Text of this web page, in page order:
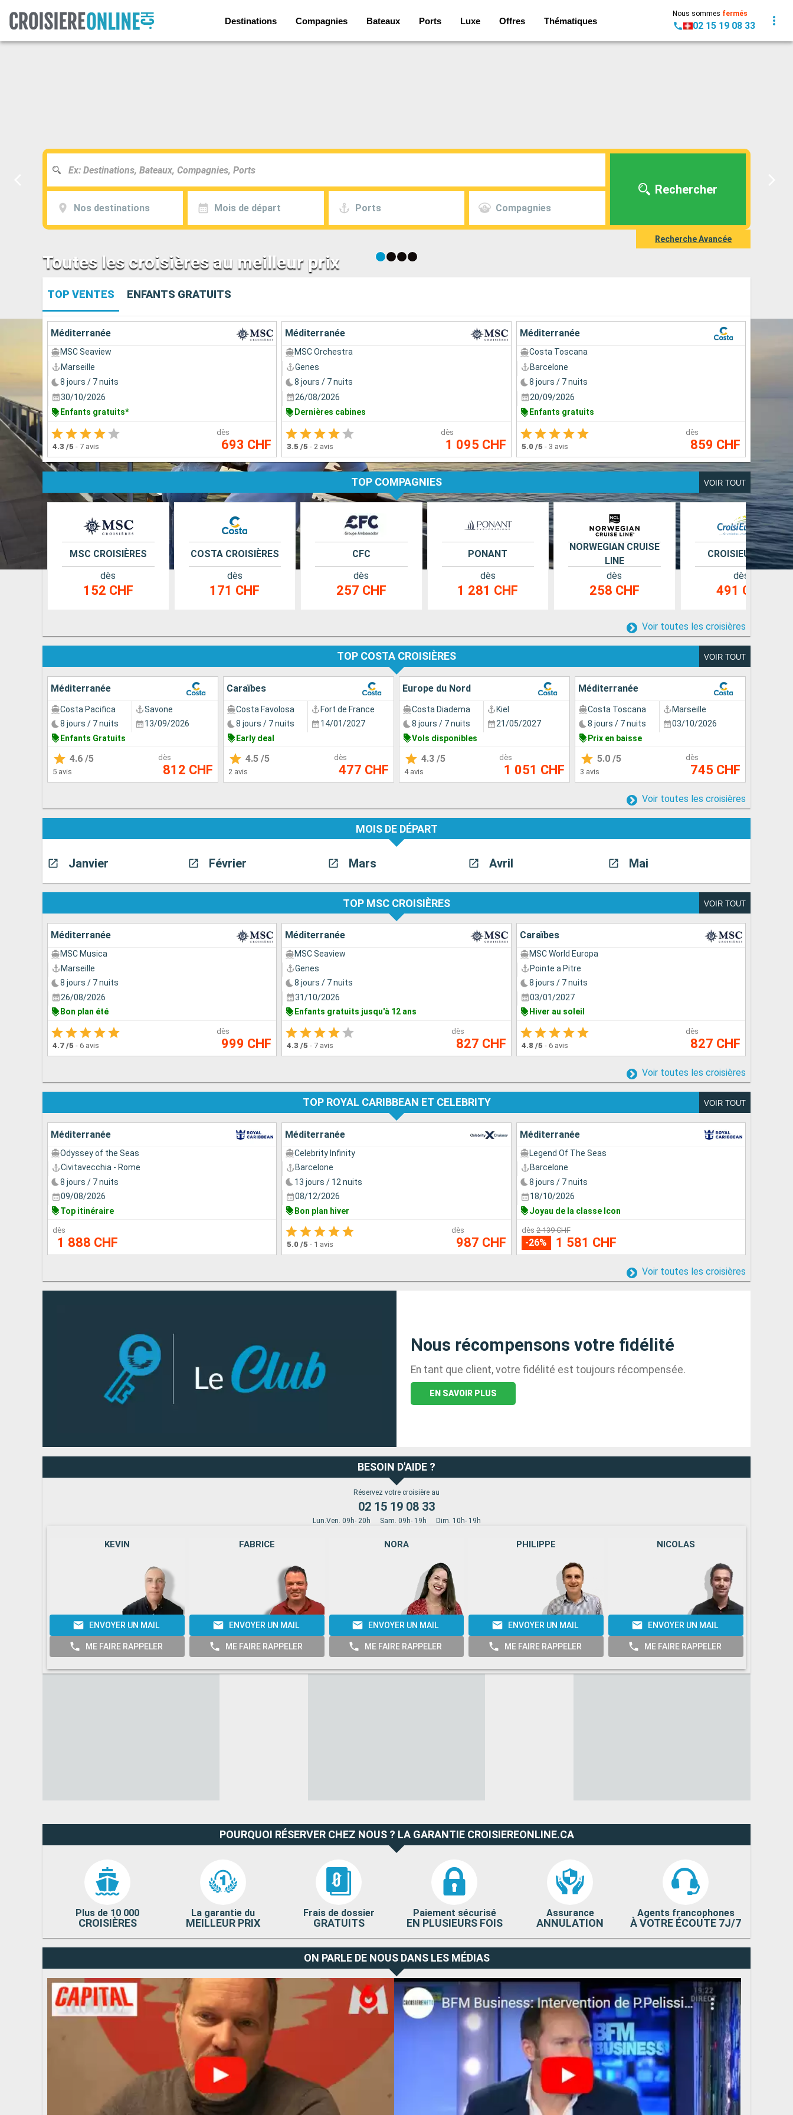
Destinations Compagnies Bateaux Ports Luxe Offres Thématiques
Nous sommes fermés
02 15 19 08 33
Nos destinations Mois de départ Ports Compagnies
Rechercher
Recherche Avancée
Toutes les croisières au meilleur prix
TOP VENTES ENFANTS GRATUITS
Méditerranée
MSC Seaview
Marseille
8 jours / 7 nuits
30/10/2026
Enfants gratuits*
4.3 /5 - 7 avis
dès
693 CHF
Méditerranée
MSC Orchestra
Genes
8 jours / 7 nuits
26/08/2026
Dernières cabines
3.5 /5 - 2 avis
dès
1 095 CHF
Méditerranée
Costa Toscana
Barcelone
8 jours / 7 nuits
20/09/2026
Enfants gratuits
5.0 /5 - 3 avis
dès
859 CHF
TOP COMPAGNIES VOIR TOUT
MSC CROISIÈRES
dès
152 CHF
COSTA CROISIÈRES
dès
171 CHF
CFC
dès
257 CHF
PONANT
dès
1 281 CHF
NORWEGIAN CRUISE
LINE
dès
258 CHF
CROISIEUROPE
dès
491 CHF
Voir toutes les croisières
TOP COSTA CROISIÈRES VOIR TOUT
Méditerranée
Costa Pacifica
Savone
8 jours / 7 nuits
13/09/2026
Enfants Gratuits
4.6 /5
5 avis
dès
812 CHF
Caraïbes
Costa Favolosa
Fort de France
8 jours / 7 nuits
14/01/2027
Early deal
4.5 /5
2 avis
dès
477 CHF
Europe du Nord
Costa Diadema
Kiel
8 jours / 7 nuits
21/05/2027
Vols disponibles
4.3 /5
4 avis
dès
1 051 CHF
Méditerranée
Costa Toscana
Marseille
8 jours / 7 nuits
03/10/2026
Prix en baisse
5.0 /5
3 avis
dès
745 CHF
Voir toutes les croisières
MOIS DE DÉPART
Janvier Février Mars Avril Mai
TOP MSC CROISIÈRES VOIR TOUT
Méditerranée
MSC Musica
Marseille
8 jours / 7 nuits
26/08/2026
Bon plan été
4.7 /5 - 6 avis
dès
999 CHF
Méditerranée
MSC Seaview
Genes
8 jours / 7 nuits
31/10/2026
Enfants gratuits jusqu'à 12 ans
4.3 /5 -7 avis
dès
827 CHF
Caraïbes
MSC World Europa
Pointe a Pitre
8 jours / 7 nuits
03/01/2027
Hiver au soleil
4.8 /5 - 6 avis
dès
827 CHF
Voir toutes les croisières
TOP ROYAL CARIBBEAN ET CELEBRITY VOIR TOUT
Méditerranée
Odyssey of the Seas
Civitavecchia - Rome
8 jours / 7 nuits
09/08/2026
Top itinéraire
dès
1 888 CHF
Méditerranée
Celebrity Infinity
Barcelone
13 jours / 12 nuits
08/12/2026
Bon plan hiver
5.0 /5 - 1 avis
dès
987 CHF
Méditerranée
Legend Of The Seas
Barcelone
8 jours / 7 nuits
18/10/2026
Joyau de la classe Icon
dès 2 139 CHF
-26% 1 581 CHF
Voir toutes les croisières
Nous récompensons votre fidélité
En tant que client, votre fidélité est toujours récompensée.
EN SAVOIR PLUS
BESOIN D'AIDE ?
Réservez votre croisière au
02 15 19 08 33
Lun.Ven. 09h- 20h Sam. 09h- 19h Dim. 10h- 19h
KEVIN
ENVOYER UN MAIL
ME FAIRE RAPPELER
FABRICE
ENVOYER UN MAIL
ME FAIRE RAPPELER
NORA
ENVOYER UN MAIL
ME FAIRE RAPPELER
PHILIPPE
ENVOYER UN MAIL
ME FAIRE RAPPELER
NICOLAS
ENVOYER UN MAIL
ME FAIRE RAPPELER
POURQUOI RÉSERVER CHEZ NOUS ? LA GARANTIE CROISIEREONLINE.CA
Plus de 10 000
CROISIÈRES
La garantie du
MEILLEUR PRIX
Frais de dossier
GRATUITS
Paiement sécurisé
EN PLUSIEURS FOIS
Assurance
ANNULATION
Agents francophones
À VOTRE ÉCOUTE 7J/7
ON PARLE DE NOUS DANS LES MÉDIAS